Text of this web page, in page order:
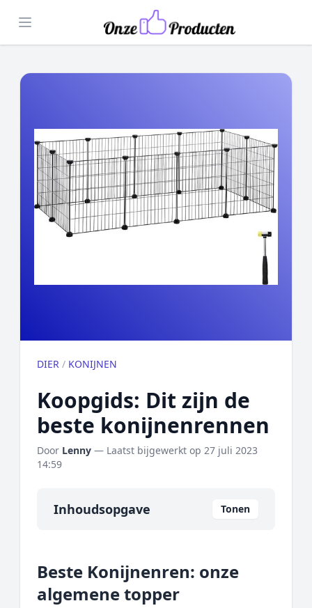
Open menu
DIER / KONIJNEN
Koopgids: Dit zijn de
beste konijnenrennen
Door Lenny — Laatst bijgewerkt op 27 juli 2023
14:59
Inhoudsopgave Tonen
Onze algemene topper
Prijs topper
Beste Konijnenren: onze
algemene topper